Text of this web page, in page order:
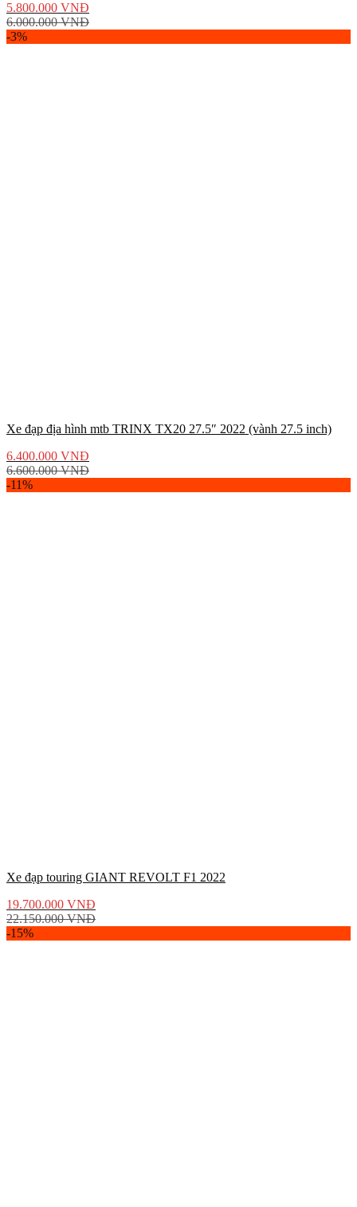
5.800.000 VNĐ
6.000.000VNĐ
-3%
Xe đạp địa hình mtb TRINX TX20 27.5″ 2022 (vành 27.5 inch)
6.400.000 VNĐ
6.600.000VNĐ
-11%
Xe đạp touring GIANT REVOLT F1 2022
19.700.000 VNĐ
22.150.000VNĐ
-15%